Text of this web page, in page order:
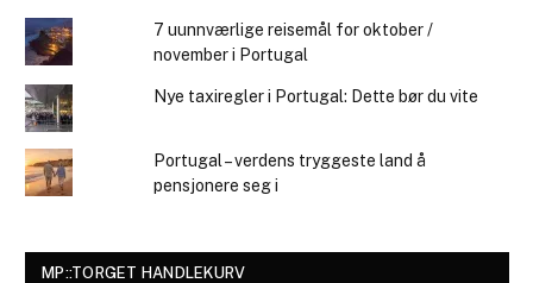
7 uunnværlige reisemål for oktober /
november i Portugal
Nye taxiregler i Portugal: Dette bør du vite
Portugal – verdens tryggeste land å
pensjonere seg i
MP::TORGET HANDLEKURV